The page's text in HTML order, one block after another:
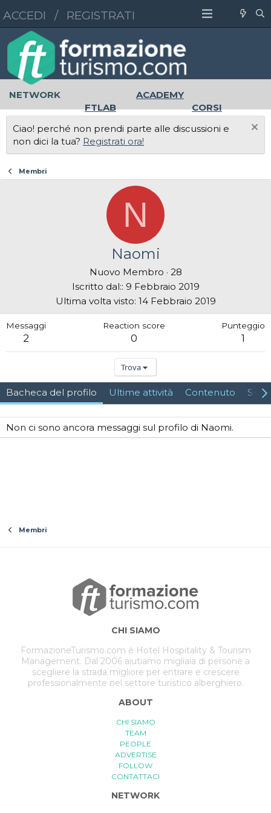
ACCEDI / REGISTRATI
NETWORK
ACADEMY
FTLAB
CORSI
LAVORO
Ciao! perché non prendi parte alle discussioni e
non dici la tua? Registrati ora!
Membri
N
Naomi
Nuovo Membro · 28
Iscritto dal: 9 Febbraio 2019
Ultima volta visto 14 Febbraio 2019
Messaggi
2
Reaction score
0
Punteggio
1
Trova
Bacheca del profilo Ultime attività Contenuto Su
Non ci sono ancora messaggi sul profilo di Naomi.
Membri
CHI SIAMO
FormazioneTurismo.com è Hotel Hospitality & Tourism
Management. Dal 2006 aiutiamo migliaia di persone a
scegliere la strada migliore per entrare e crescere
professionalmente nel settore turistico alberghiero.
ABOUT
CHI SIAMO
TEAM
PEOPLE
ADVERTISE
FOLLOW
CONTATTACI
NETWORK